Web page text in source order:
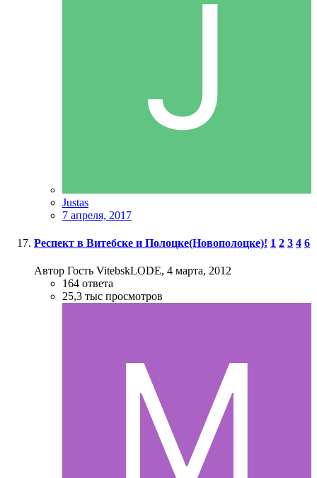
Justas
7 апреля, 2017
Респект в Витебске и Полоцке(Новополоцке)! 1 2 3 4 6
Автор Гость VitebskLODE, 4 марта, 2012
164 ответа
25,3 тыс просмотров